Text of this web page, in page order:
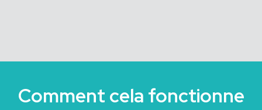
Comment cela fonctionne